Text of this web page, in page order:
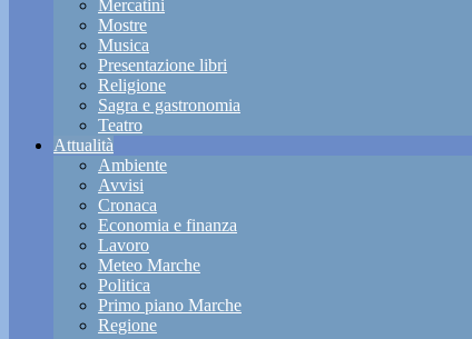
Mercatini
Mostre
Musica
Presentazione libri
Religione
Sagra e gastronomia
Teatro
Attualità
Ambiente
Avvisi
Cronaca
Economia e finanza
Lavoro
Meteo Marche
Politica
Primo piano Marche
Regione